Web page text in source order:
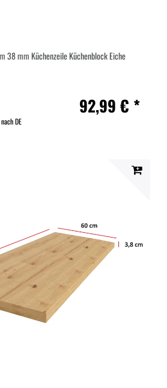
38 mm Küchenzeile Küchenblock Eiche
92,99 € *
DE